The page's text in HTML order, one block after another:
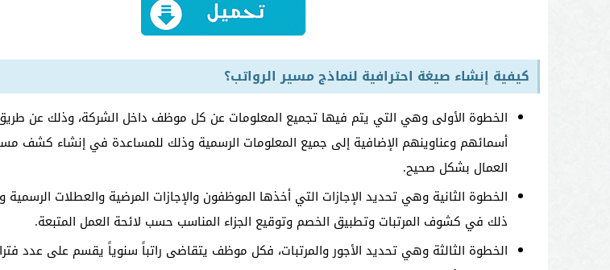
كيفية إنشاء صيغة احترافية لنماذج مسير الرواتب؟
الخطوة الأولى وهي التي يتم فيها تجميع المعلومات عن كل موظف داخل الشركة، وذلك عن
أسمائهم وعناوينهم الإضافية إلى جميع المعلومات الرسمية وذلك للمساعدة في إنشاء كشف
العمال بشكل صحيح.
الخطوة الثانية وهي تحديد الإجازات التي أخذها الموظفون والإجازات المرضية والعطلات الرسمية
ذلك في كشوف المرتبات وتطبيق الخصم وتوقيع الجزاء المناسب حسب لائحة العمل المتبعة.
الخطوة الثالثة وهي تحديد الأجور والمرتبات، فكل موظف يتقاضى راتباً سنوياً يقسم على عدد